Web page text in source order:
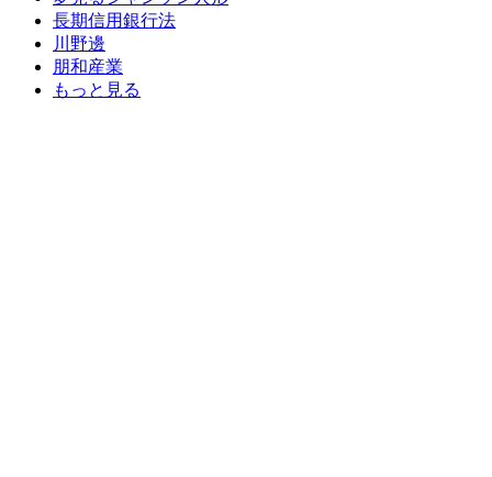
長期信用銀行法
川野邊
朋和産業
もっと見る